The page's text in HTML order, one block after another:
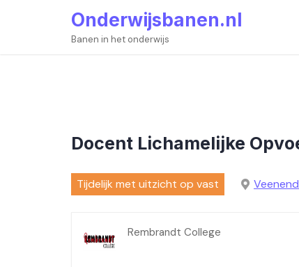
Onderwijsbanen.nl
Banen in het onderwijs
Docent Lichamelijke
Tijdelijk met uitzicht op vast
Rembrandt College